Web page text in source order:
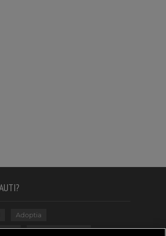
Adoptia
Urmeaza sa nasc